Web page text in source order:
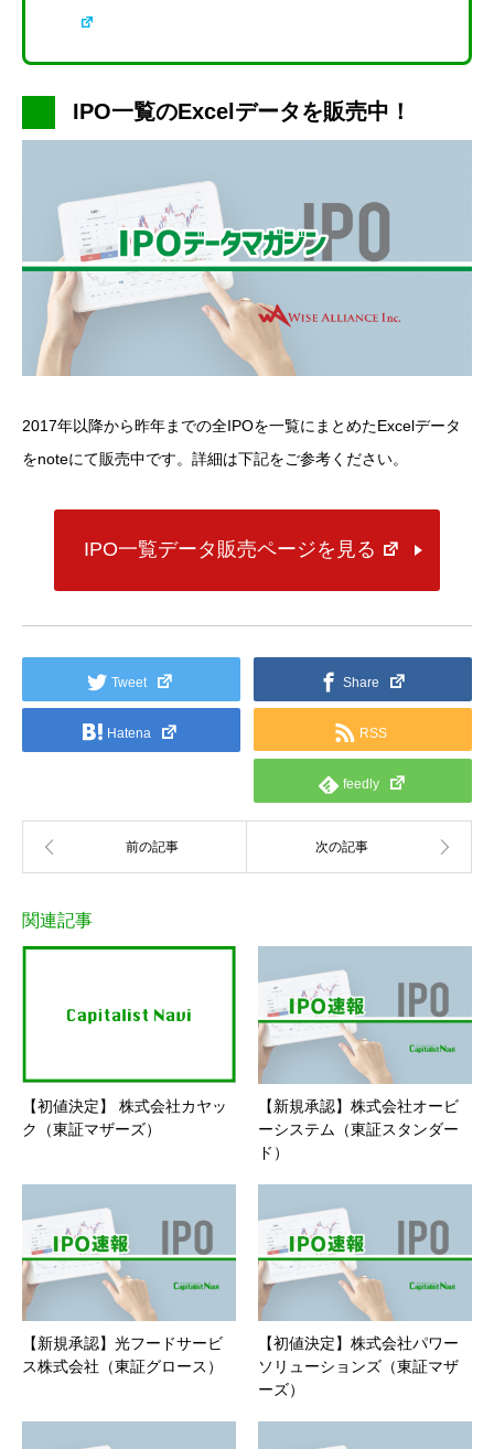
IPO一覧のExcelデータを販売中！
2017年以降から昨年までの全IPOを一覧にまとめたExcelデータ
をnoteにて販売中です。詳細は下記をご参考ください。
IPO一覧データ販売ページを見る
Tweet Share
Hatena RSS
feedly
関連記事
【初値決定】 株式会社カヤッ
ク（東証マザーズ）
【新規承認】株式会社オービ
ーシステム（東証スタンダー
ド）
【新規承認】光フードサービ
ス株式会社（東証グロース）
【初値決定】株式会社パワー
ソリューションズ（東証マザ
ーズ）